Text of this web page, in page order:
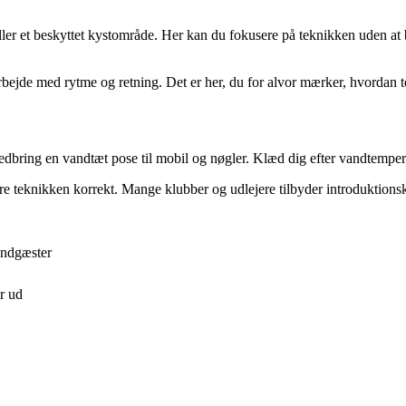
et beskyttet kystområde. Her kan du fokusere på teknikken uden
med rytme og retning. Det er her, du for alvor mærker, hvordan
en vandtæt pose til mobil og nøgler. Klæd dig efter
teknikken korrekt. Mange klubber og udlejere tilbyder
ud